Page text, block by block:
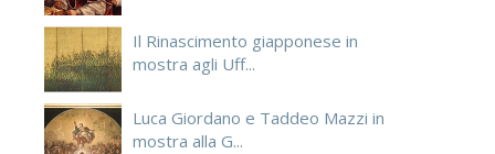
Il Rinascimento giapponese in
mostra agli Uff...
Luca Giordano e Taddeo Mazzi in
mostra alla G...